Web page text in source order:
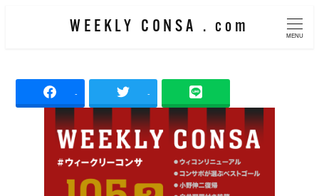
コ
ン
WEEKLY CONSA . com
MENU
- -